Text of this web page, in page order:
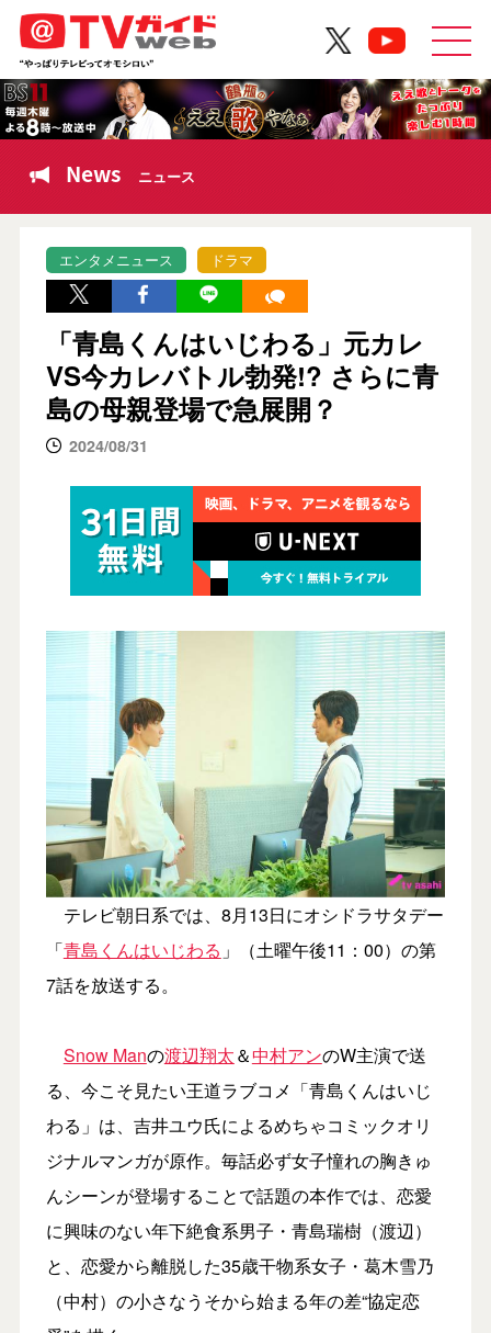
News ニュース
エンタメニュース ドラマ
「青島くんはいじわる」元カレ
VS今カレバトル勃発!? さらに青
島の母親登場で急展開？
2024/08/31
テレビ朝日系では、8月13日にオシドラサタデー
「青島くんはいじわる 」（土曜午後11：00）の第
7話を放送する。
Snow Manの渡辺翔太＆中村アンのW主演で送
る、今こそ見たい王道ラブコメ「青島くんはいじ
わる」は、吉井ユウ氏によるめちゃコミックオリ
ジナルマンガが原作。毎話必ず女子憧れの胸きゅ
んシーンが登場することで話題の本作では、恋愛
に興味のない年下絶食系男子・青島瑞樹（渡辺）
と、恋愛から離脱した35歳干物系女子・葛木雪乃
（中村）の小さなうそから始まる年の差“協定恋